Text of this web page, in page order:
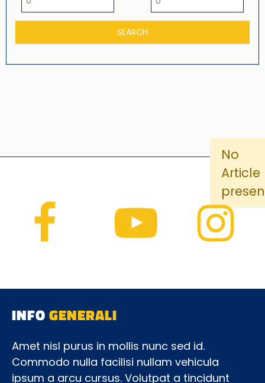
No
Article
INFOGENERALI
Amet nisl purus in mollis nunc sed id.
Commodo nulla facilisi nullam vehicula
ipsum a arcu cursus. Volutpat a tincidunt